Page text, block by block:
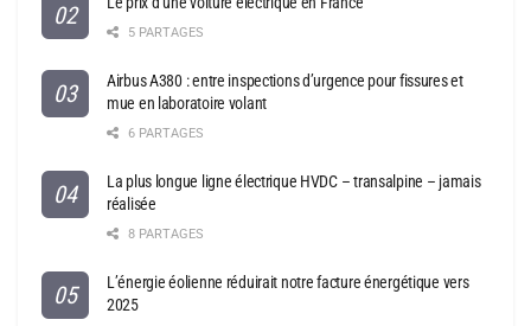
5 PARTAGES
Airbus A380 : entre inspections d’urgence pour fissures et
mue en laboratoire volant
6 PARTAGES
La plus longue ligne électrique HVDC – transalpine – jamais
réalisée
8 PARTAGES
L’énergie éolienne réduirait notre facture énergétique vers
2025